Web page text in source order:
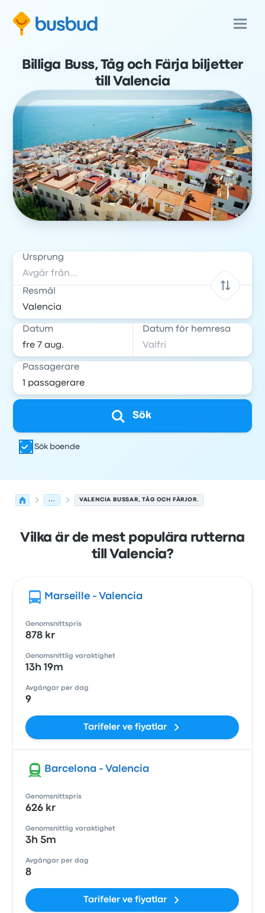
Billiga Buss, Tåg och Färja biljetter
till Valencia
Ursprung
Resmål
Datum Datum för hemresa
Passagerare
Sök
Sök boende
... VALENCIA BUSSAR, TÅG OCH FÄRJOR.
Vilka är de mest populära rutterna
till Valencia?
Marseille - Valencia
Genomsnittspris
878 kr
Genomsnittlig varaktighet
13h 19m
Avgångar per dag
9
Tarifeler ve fiyatlar
Barcelona - Valencia
Genomsnittspris
626 kr
Genomsnittlig varaktighet
3h 5m
Avgångar per dag
8
Tarifeler ve fiyatlar